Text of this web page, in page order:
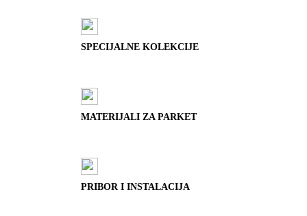
SPECIJALNE KOLEKCIJE
MATERIJALI ZA PARKET
PRIBOR I INSTALACIJA